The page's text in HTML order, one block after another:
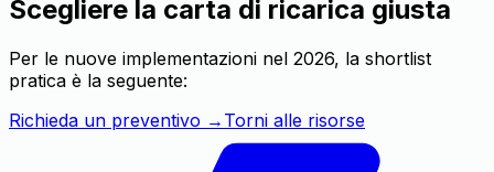
Scegliere la carta di ricarica giusta
Per le nuove implementazioni nel 2026, la shortlist
pratica è la seguente:
Richieda un preventivo → Torni alle risorse